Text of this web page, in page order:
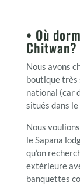
• Où
Chitwan?
Nous avons
boutique très
national (car
situés dans
Nous
le Sapana
qu’on
extérieure
banquettes